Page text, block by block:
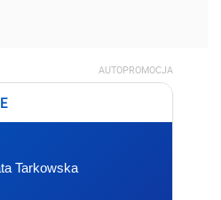
AUTOPROMOCJA
Tarkowska